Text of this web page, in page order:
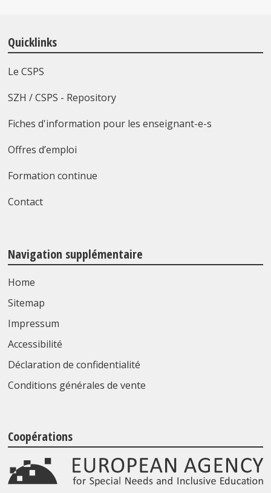
Quicklinks
Le CSPS
SZH / CSPS - Repository
Fiches d'information pour les enseignant-e-s
Offres d’emploi
Formation continue
Contact
Navigation supplémentaire
Home
Sitemap
Impressum
Accessibilité
Déclaration de confidentialité
Conditions générales de vente
Coopérations